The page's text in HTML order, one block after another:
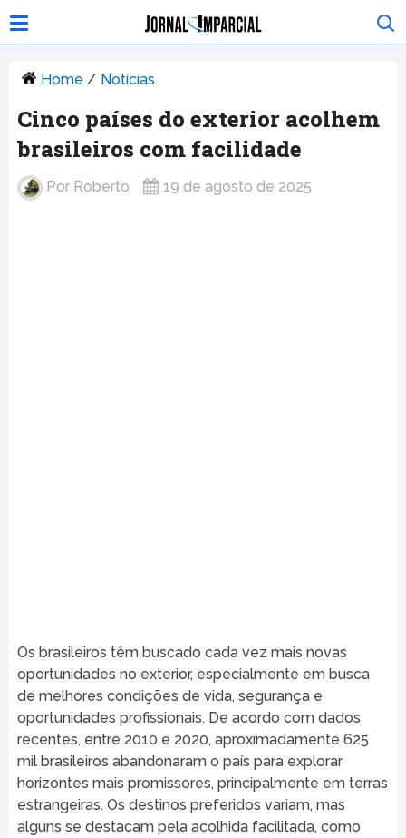
Home / Notícias
Cinco países do exterior acolhem
brasileiros com facilidade
Por Roberto 19 de agosto de 2025
Os brasileiros têm buscado cada vez mais novas
oportunidades no exterior, especialmente em busca
de melhores condições de vida, segurança e
oportunidades profissionais. De acordo com dados
recentes, entre 2010 e 2020, aproximadamente 625
mil brasileiros abandonaram o país para explorar
horizontes mais promissores, principalmente em terras
estrangeiras. Os destinos preferidos variam, mas
alguns se destacam pela acolhida facilitada, como